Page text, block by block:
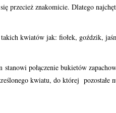
przecież znakomicie. Dlatego
kwiatów jak: fiołek, goździk,
połączenie bukietów
kwiatu, do której pozostałe